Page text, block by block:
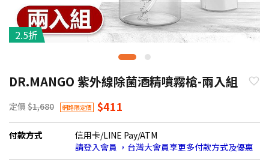
2.5折
DR.MANGO 紫外線除菌酒精噴霧槍-兩入組
定價 $1,680 網路限定價 $411
付款方式
信用卡/LINE Pay/ATM
請登入會員 ，台灣大會員享更多付款方式及優惠